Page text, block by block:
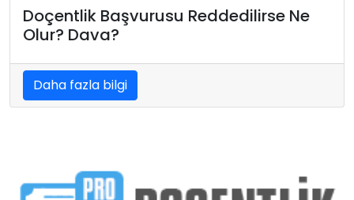
Doçentlik Başvurusu Reddedilirse Ne
Olur? Dava?
Daha fazla bilgi